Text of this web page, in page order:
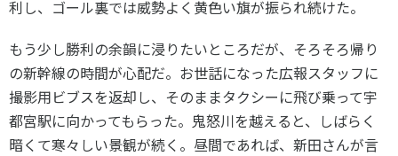
利し、ゴール裏では威勢よく黄色い旗が振られ続けた。
もう少し勝利の余韻に浸りたいところだが、そろそろ帰り
の新幹線の時間が心配だ。お世話になった広報スタッフに
撮影用ビブスを返却し、そのままタクシーに飛び乗って宇
都宮駅に向かってもらった。鬼怒川を越えると、しばらく
暗くて寒々しい景観が続く。昼間であれば、新田さんが言